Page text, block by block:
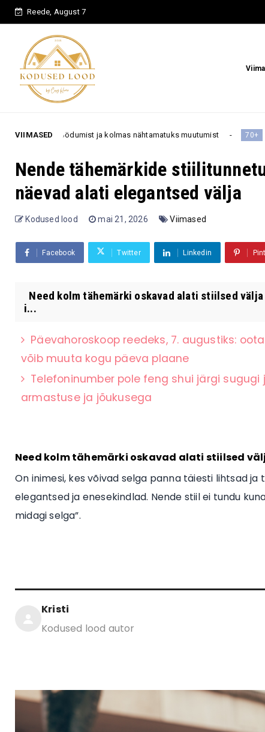
Reede, August 7
VIIMASED
ja kolmas nähtamatuks muutumist 70+ „Ma olen 50 aastat
Nende tähemärkide
näevad alati elegantsed välja
Kodused lood mai 21, 2026 Viimased
Facebook Twitter Linkedin
Need kolm tähemärki oskavad alati stiilsed
i...
Päevahoroskoop reedeks, 7. augustiks:
võib muuta kogu päeva plaane
Telefoninumber pole feng shui järgi
armastuse ja jõukusega
Need kolm tähemärki oskavad alati stiilsed
On inimesi, kes võivad selga panna täiesti lihtsad
elegantsed ja enesekindlad. Nende stiil ei tundu
midagi selga”.
Kristi
Kodused lood autor